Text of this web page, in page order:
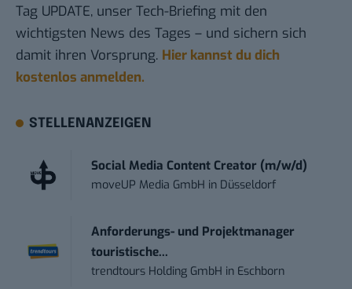
Tag UPDATE, unser Tech-Briefing mit den
wichtigsten News des Tages – und sichern sich
damit ihren Vorsprung. Hier kannst du dich
kostenlos anmelden.
STELLENANZEIGEN
Social Media Content Creator (m/w/d)
moveUP Media GmbH in Düsseldorf
Anforderungs- und Projektmanager
touristische...
trendtours Holding GmbH in Eschborn